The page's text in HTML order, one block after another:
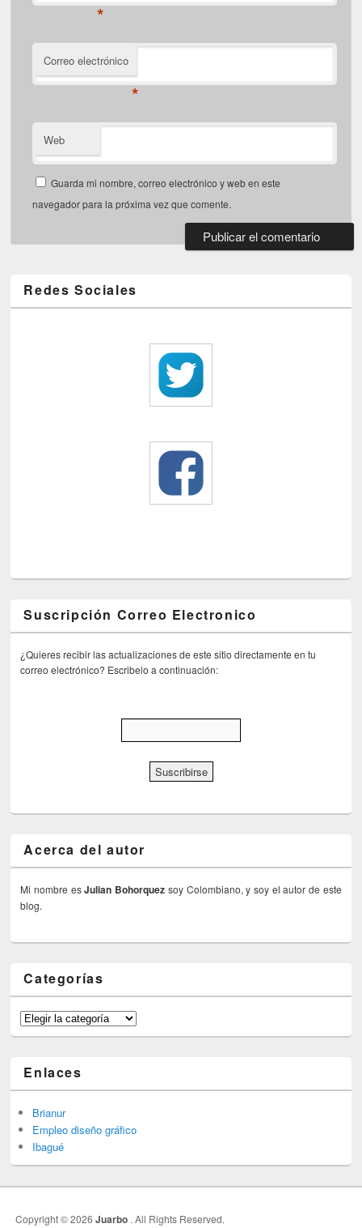
*
Correo electrónico
*
Web
Guarda mi nombre, correo electrónico y web en este
navegador para la próxima vez que comente.
Redes Sociales
Suscripción Correo Electronico
¿Quieres recibir las actualizaciones de este sitio directamente en tu
correo electrónico? Escribelo a continuación:
Acerca del autor
Mi nombre esJulian Bohorquez soy Colombiano, y soy el autor de este
blog.
Categorías
Categorías
Enlaces
Brianur
Empleo diseño gráfico
Ibagué
Copyright © 2026Juarbo . All Rights Reserved.